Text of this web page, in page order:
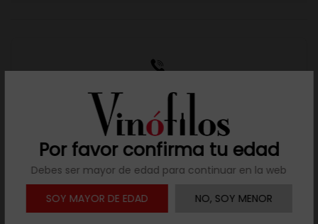
Por favor confirma tu edad
Debes ser mayor de edad para continuar en la web
SOY MAYOR DE EDAD
NO, SOY MENOR
Llámanos al teléfono 691 108 942, de lunes a viernes,
no festivos, de 9h a 17h.
 Descargar ficha